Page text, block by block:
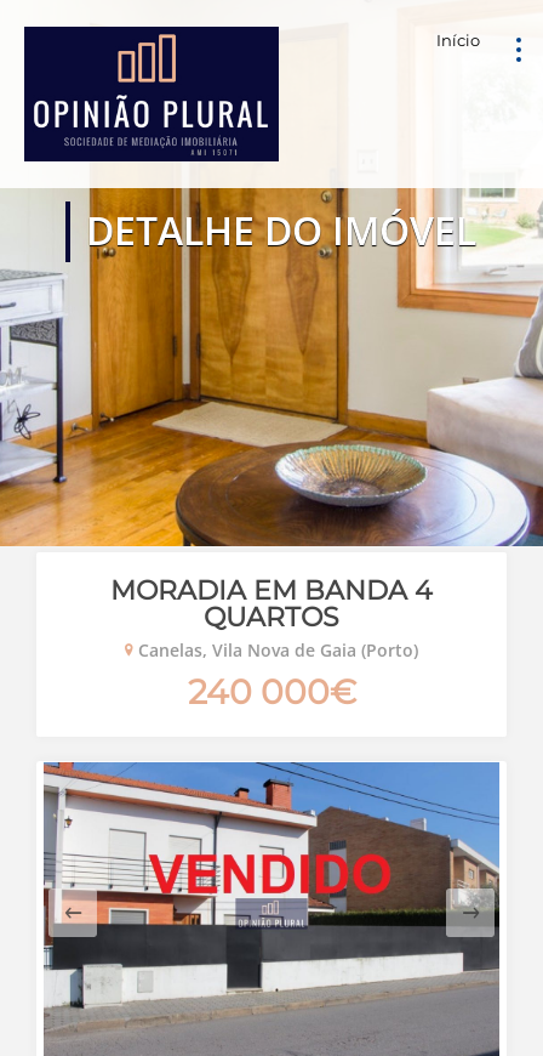
Início
DETALHE DO IMÓVEL
MORADIA EM BANDA 4
QUARTOS
Canelas, Vila Nova de Gaia (Porto)
240 000€